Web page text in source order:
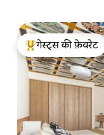
गेस्ट्स का टॉप फ़ेवरेट
गेस्ट्स की फ़ेवरेट